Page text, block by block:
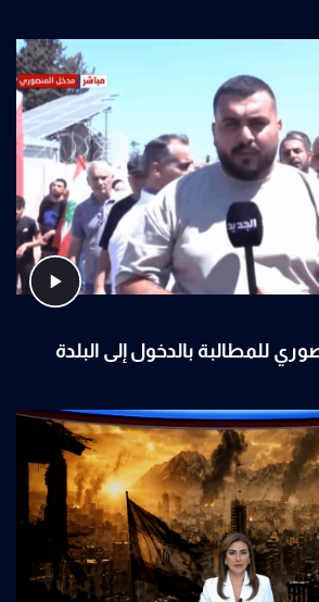
للمطالبة بالدخول إلى البلدة